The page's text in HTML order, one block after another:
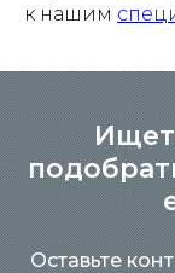
к нашим
Оставьте